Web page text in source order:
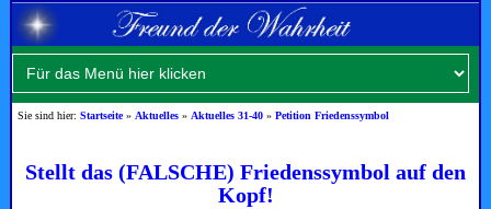
Sie sind hier:Startseite» Aktuelles » Aktuelles 31-40 »Petition Friedenssymbol
Stellt das (FALSCHE) Friedenssymbol auf den
Kopf!